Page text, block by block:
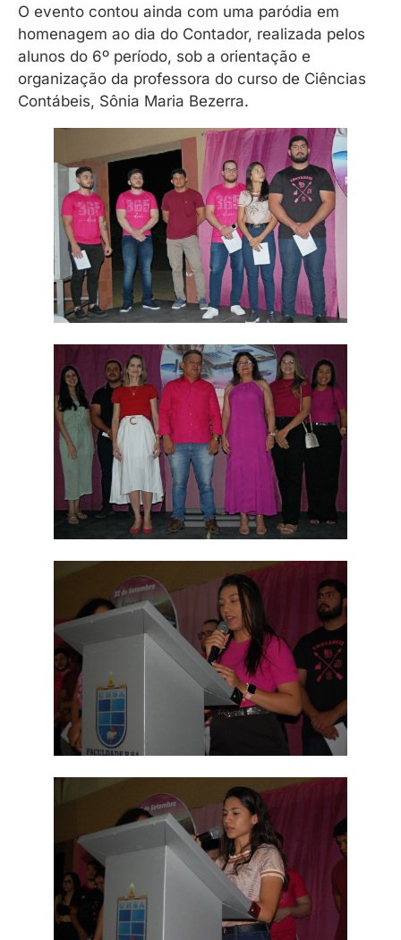
O evento contou ainda com uma paródia em
homenagem ao dia do Contador, realizada pelos
alunos do 6º período, sob a orientação e
organização da professora do curso de Ciências
Contábeis, Sônia Maria Bezerra.